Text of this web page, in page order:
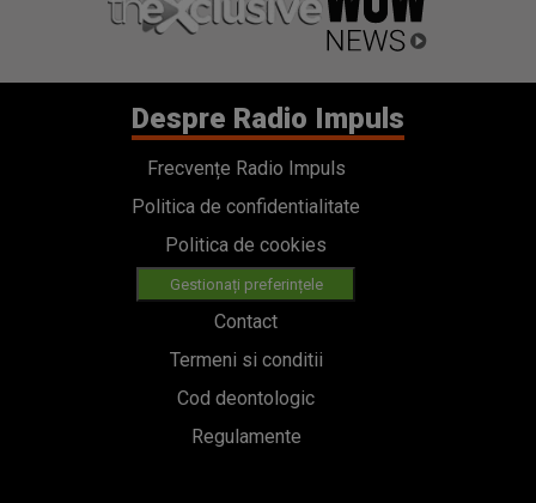
Despre Radio Impuls
Frecvențe Radio Impuls
Politica de confidentialitate
Politica de cookies
Gestionați preferințele
Contact
Termeni si conditii
Cod deontologic
Regulamente